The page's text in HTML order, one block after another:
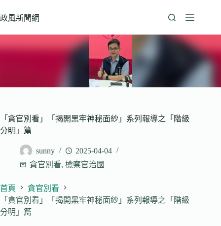
至
政風新聞網
「貪官別看」「揭開黑牢神秘面紗」系列報導之「階級
分明」篇
sunny
2025-04-04
貪官別看, 檢察官治國
首頁
貪官別看
「貪官別看」「揭開黑牢神秘面紗」系列報導之「階級
分明」篇